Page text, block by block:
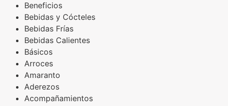
Beneficios
Bebidas y Cócteles
Bebidas Frías
Bebidas Calientes
Básicos
Arroces
Amaranto
Aderezos
Acompañamientos